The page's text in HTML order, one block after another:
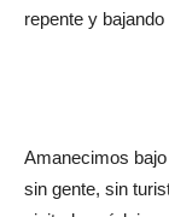
repente y
Amanecimos
sin gente, sin